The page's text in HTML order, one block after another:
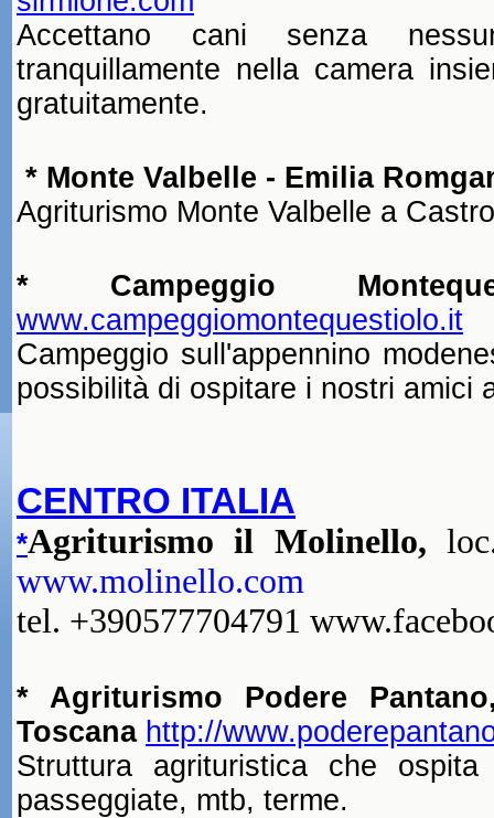
Accettano cani senza
tranquillamente nella camera
gratuitamente.
* Monte Valbelle - Emilia
Agriturismo Monte Valbelle a
* Campeggio
www.campeggiomontequestiolo.it
Campeggio sull'appennino
possibilità di ospitare i nostri amici
CENTRO ITALIA
*Agriturismo il Molinello,
www.molinello.com
tel. +390577704791
* Agriturismo Podere
Toscana http://
Struttura agrituristica che
passeggiate, mtb, terme.